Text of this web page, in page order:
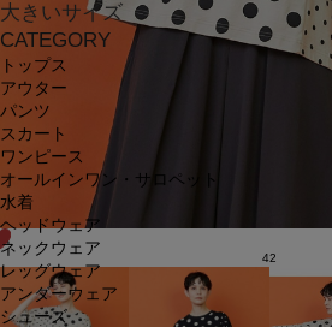
大きいサイズ
CATEGORY
トップス
アウター
パンツ
スカート
ワンピース
オールインワン・サロペット
水着
ヘッドウェア
ネックウェア
レッグウェア
アンダーウェア
シューズ
42